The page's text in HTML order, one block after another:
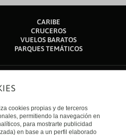
CARIBE
CRUCEROS
VUELOS BARATOS
PARQUES TEMÁTICOS
cookies propias y de terceros
permitiendo la navegación en
para mostrarte publicidad
en base a un perfil elaborado